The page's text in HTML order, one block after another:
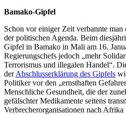
Bamako-Gipfel
Schon vor einiger Zeit verbannte man
der politischen Agenda. Beim
Gipfel in Bamako in Mali am 16.
Regierungschefs jedoch „mehr
Terrorismus und illegalen Handel“.
derAbschlusserklärung des Gipfels
Politiker vor den „ernsthaften
Menschliche Gesundheit, die der
gefälschter Medikamente seitens
Verbrecherorganisationen nach